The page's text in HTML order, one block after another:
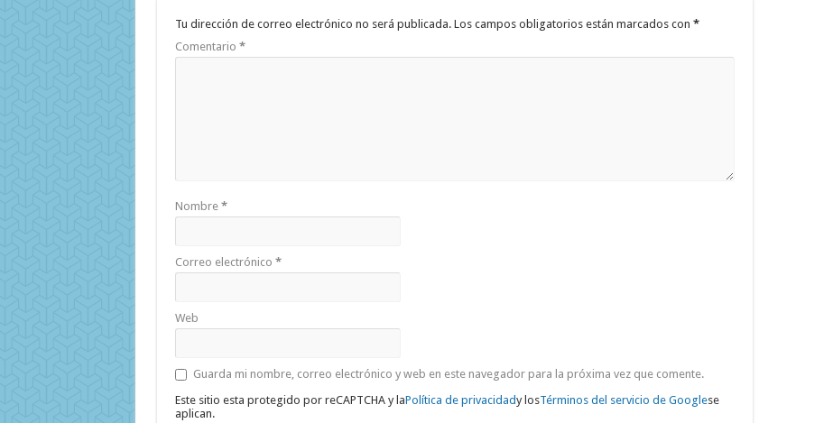
Tu dirección de correo electrónico no será publicada. Los campos obligatorios están marcados con *
Comentario *
Nombre *
Correo electrónico *
Web
Guarda mi nombre, correo electrónico y web en este navegador para la próxima vez que comente.
Este sitio esta protegido por reCAPTCHA y laPolítica de privacidady losTérminos del servicio de Googlese
aplican.